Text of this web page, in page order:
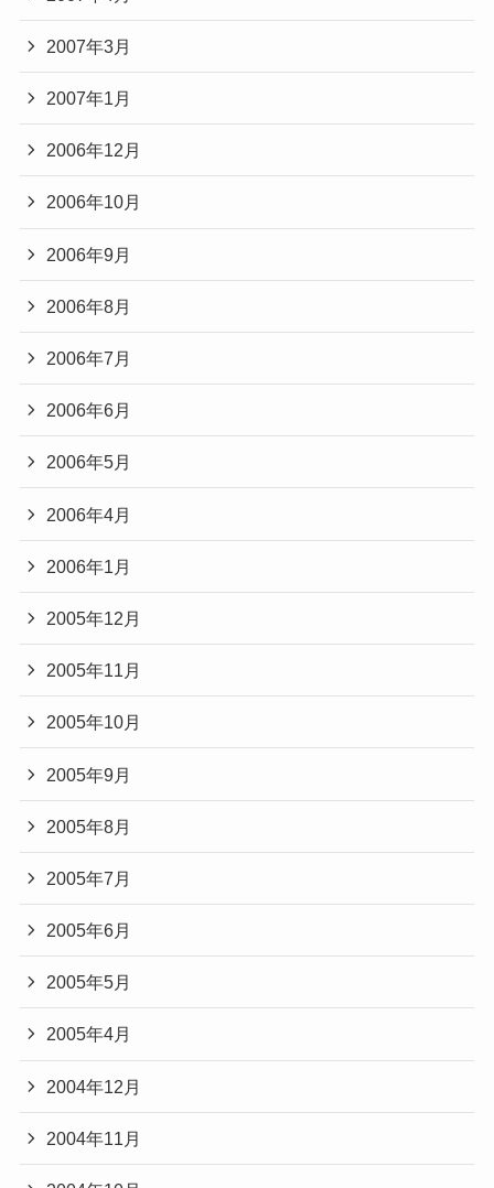
2007年3月
2007年1月
2006年12月
2006年10月
2006年9月
2006年8月
2006年7月
2006年6月
2006年5月
2006年4月
2006年1月
2005年12月
2005年11月
2005年10月
2005年9月
2005年8月
2005年7月
2005年6月
2005年5月
2005年4月
2004年12月
2004年11月